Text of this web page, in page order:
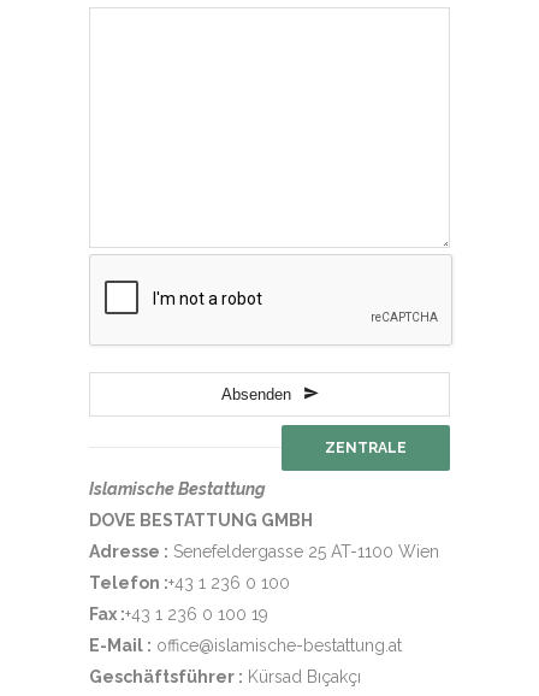
Absenden
ZENTRALE
Islamische Bestattung
DOVE BESTATTUNG GMBH
Adresse : Senefeldergasse 25 AT-1100 Wien
Telefon :+43 1 236 0 100
Fax :+43 1 236 0 100 19
E-Mail : office@islamische-bestattung.at
Geschäftsführer : Kürsad Bıçakçı